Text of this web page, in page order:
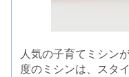
人気の子育てミシン
度のミシンは、スタ